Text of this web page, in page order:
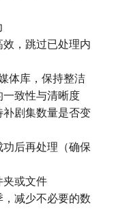
效，跳过已处理内
体库，保持整洁
一致性与清晰度
补剧集数量是否变
功后再处理（确保
夹或文件
，减少不必要的数